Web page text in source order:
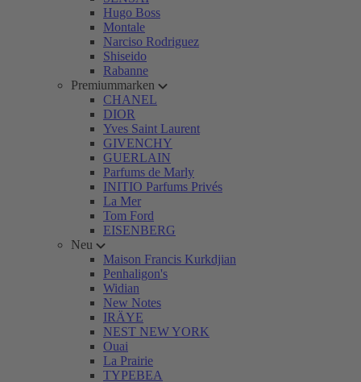
Hugo Boss
Montale
Narciso Rodriguez
Shiseido
Rabanne
Premiummarken
CHANEL
DIOR
Yves Saint Laurent
GIVENCHY
GUERLAIN
Parfums de Marly
INITIO Parfums Privés
La Mer
Tom Ford
EISENBERG
Neu
Maison Francis Kurkdjian
Penhaligon's
Widian
New Notes
IRÄYE
NEST NEW YORK
Ouai
La Prairie
TYPEBEA